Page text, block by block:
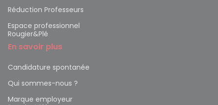
Réduction Professeurs
Espace professionnel
Rougier&Plé
En savoir plus
Candidature spontanée
Qui sommes-nous ?
Marque employeur